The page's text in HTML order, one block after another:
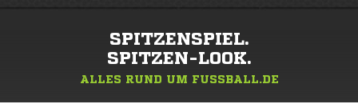
SPITZENSPIEL.
SPITZEN-LOOK.
ALLES RUND UM FUSSBALL.DE